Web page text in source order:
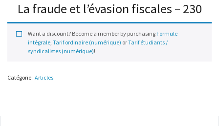
La fraude et l’évasion fiscales – 230
Want a discount? Become a member by purchasing Formule
intégrale, Tarif ordinaire (numérique) orTarif étudiants /
syndicalistes (numérique)!
Catégorie : Articles